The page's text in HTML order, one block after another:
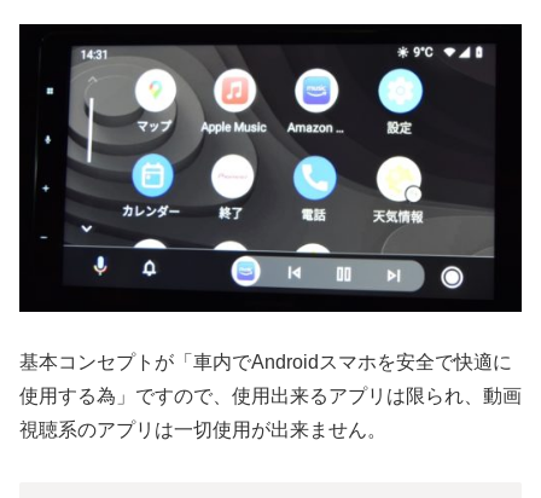
基本コンセプトが「車内でAndroidスマホを安全で快適に
使用する為」ですので、使用出来るアプリは限られ、動画
視聴系のアプリは一切使用が出来ません。